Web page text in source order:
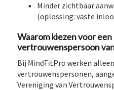
Minder zichtbaar
(oplossing: vaste
Waarom kiezen voor
vertrouwenspersoon
Bij MindFitPro werken
vertrouwenspersonen,
Vereniging van